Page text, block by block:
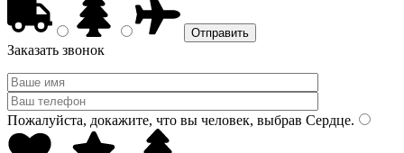
Заказать звонок
Пожалуйста, докажите, что вы человек, выбрав Сердце.